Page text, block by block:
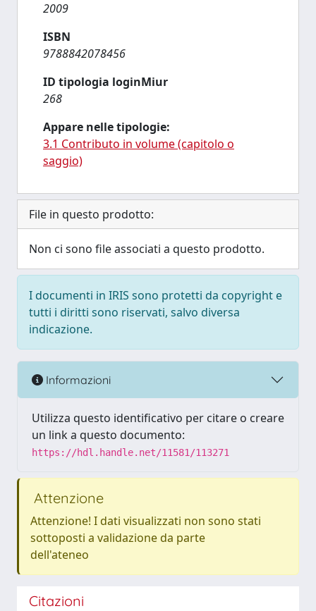
2009
ISBN
9788842078456
ID tipologia loginMiur
268
Appare nelle tipologie:
3.1 Contributo in volume (capitolo o
saggio)
File in questo prodotto:
Non ci sono file associati a questo prodotto.
I documenti in IRIS sono protetti da copyright e
tutti i diritti sono riservati, salvo diversa
indicazione.
Informazioni
Utilizza questo identificativo per citare o creare
un link a questo documento:
https://hdl.handle.net/11581/113271
Attenzione
Attenzione! I dati visualizzati non sono stati
sottoposti a validazione da parte
dell'ateneo
Citazioni